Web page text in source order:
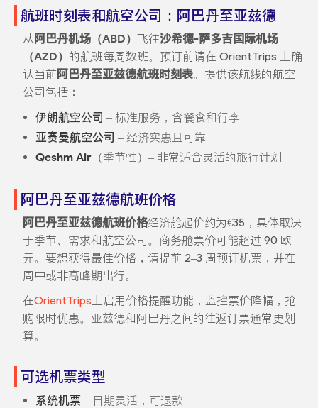
航班时刻表和航空公司：阿巴丹至亚兹德
从 阿巴丹机场（ABD） 飞往沙希德-萨多吉国际机场
（AZD） 的航班每周数班。预订前请在 OrientTrips 上确
认当前 阿巴丹至亚兹德航班时刻表。提供该航线的航空
公司包括：
伊朗航空公司 – 标准服务，含餐食和行李
亚赛曼航空公司 – 经济实惠且可靠
Qeshm Air（季节性）– 非常适合灵活的旅行计划
阿巴丹至亚兹德航班价格
阿巴丹至亚兹德航班价格经济舱起价约为€35，具体取决
于季节、需求和航空公司。商务舱票价可能超过 90 欧
元。要想获得最佳价格，请提前 2–3 周预订机票，并在
周中或非高峰期出行。
在OrientTrips 上启用价格提醒功能，监控票价降幅，抢
购限时优惠。亚兹德和阿巴丹之间的往返订票通常更划
算。
可选机票类型
系统机票– 日期灵活，可退款